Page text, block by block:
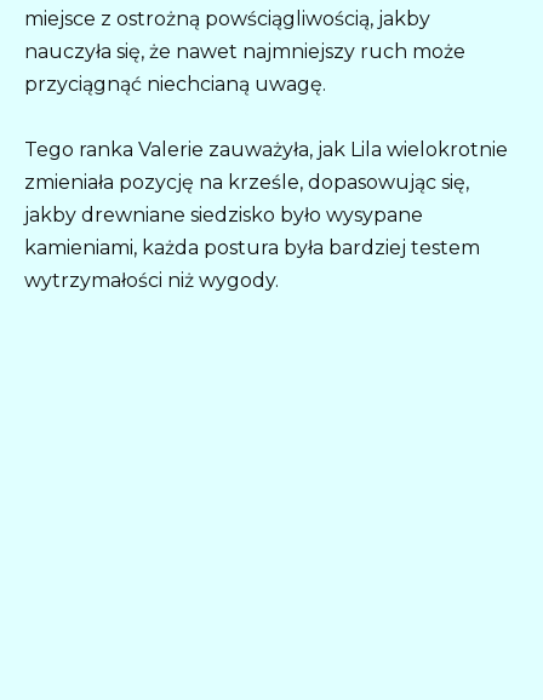
miejsce z ostrożną powściągliwością, jakby
nauczyła się, że nawet najmniejszy ruch może
przyciągnąć niechcianą uwagę.
Tego ranka Valerie zauważyła, jak Lila wielokrotnie
zmieniała pozycję na krześle, dopasowując się,
jakby drewniane siedzisko było wysypane
kamieniami, każda postura była bardziej testem
wytrzymałości niż wygody.